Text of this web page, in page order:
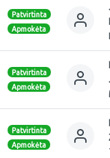
Patvirtinta
Apmokėta
Patvirtinta
Apmokėta
Patvirtinta
Apmokėta